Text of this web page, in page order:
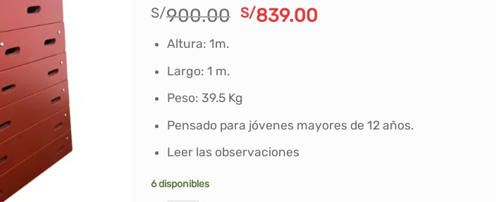
S/900.00 El
S/839.00El
Altura: 1m.
Largo: 1 m.
Peso: 39.5 Kg
Pensado para jóvenes mayores de 12 años.
Leer las observaciones
6 disponibles